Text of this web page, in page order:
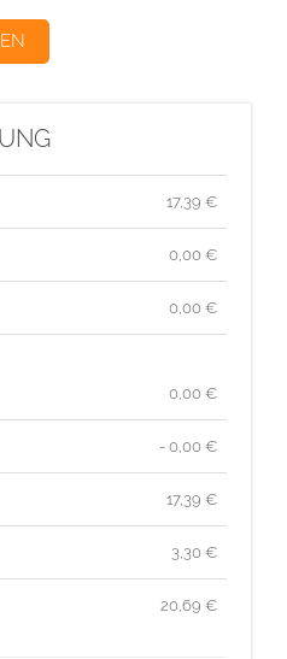
17,39 €
0,00 €
0,00 €
0,00 €
- 0,00 €
17,39 €
3,30 €
20,69 €